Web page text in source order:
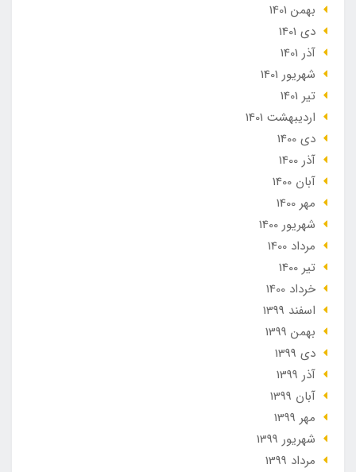
بهمن 1401
دی 1401
آذر 1401
شهریور 1401
تير 1401
ارديبهشت 1401
دی 1400
آذر 1400
آبان 1400
مهر 1400
شهریور 1400
مرداد 1400
تير 1400
خرداد 1400
اسفند 1399
بهمن 1399
دی 1399
آذر 1399
آبان 1399
مهر 1399
شهریور 1399
مرداد 1399